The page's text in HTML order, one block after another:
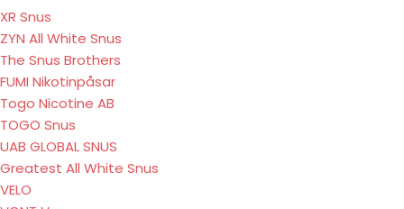
XR Snus
ZYN All White Snus
The Snus Brothers
FUMI Nikotinpåsar
Togo Nicotine AB
TOGO Snus
UAB GLOBAL SNUS
Greatest All White Snus
VELO